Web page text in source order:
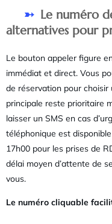
Le numéro
alternatives pour
Le bouton appeler figure
immédiat et direct. Vous
de réservation pour
principale reste prioritaire
laisser un SMS en cas
téléphonique est
17h00 pour les prises de
délai moyen d’attente de
vous.
Le numéro cliquable